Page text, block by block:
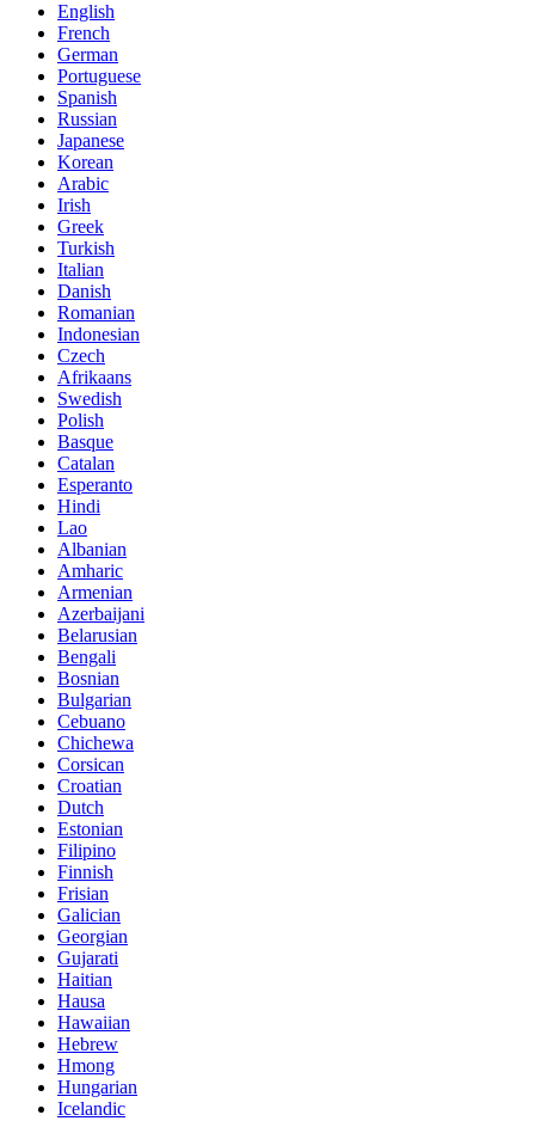
English
French
German
Portuguese
Spanish
Russian
Japanese
Korean
Arabic
Irish
Greek
Turkish
Italian
Danish
Romanian
Indonesian
Czech
Afrikaans
Swedish
Polish
Basque
Catalan
Esperanto
Hindi
Lao
Albanian
Amharic
Armenian
Azerbaijani
Belarusian
Bengali
Bosnian
Bulgarian
Cebuano
Chichewa
Corsican
Croatian
Dutch
Estonian
Filipino
Finnish
Frisian
Galician
Georgian
Gujarati
Haitian
Hausa
Hawaiian
Hebrew
Hmong
Hungarian
Icelandic